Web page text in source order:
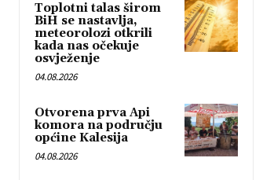
Toplotni talas širom
BiH se nastavlja,
meteorolozi otkrili
kada nas očekuje
osvježenje
04.08.2026
Otvorena prva Api
komora na području
općine Kalesija
04.08.2026